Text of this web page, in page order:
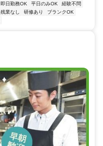
即日勤務OK 平日のみOK
経験不問
残業なし 研修あり
ブランクOK